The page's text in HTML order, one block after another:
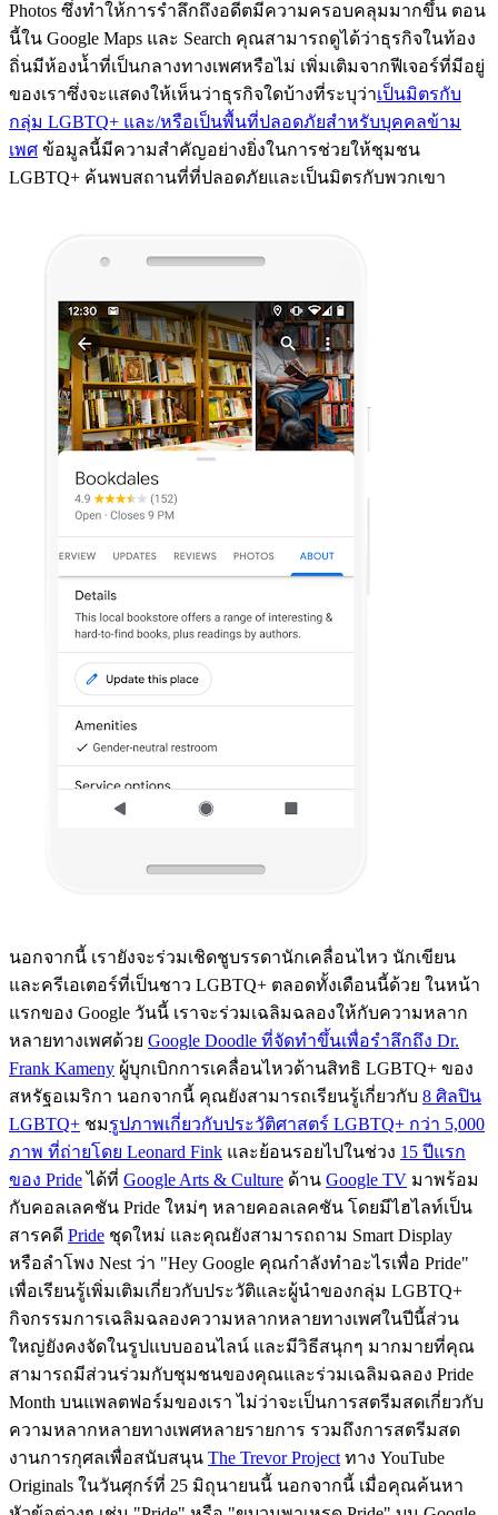
Photos ซึ่งทำให้การรำลึกถึงอดีตมีความครอบคลุมมากขึ้น ตอน
นี้ใน Google Maps และ Search คุณสามารถดูได้ว่าธุรกิจในท้อง
ถิ่นมีห้องน้ำที่เป็นกลางทางเพศหรือไม่ เพิ่มเติมจากฟีเจอร์ที่มีอยู่
ของเราซึ่งจะแสดงให้เห็นว่าธุรกิจใดบ้างที่ระบุว่าเป็นมิตรกับ
กลุ่ม LGBTQ+ และ/หรือเป็นพื้นที่ปลอดภัยสำหรับบุคคลข้าม
เพศ ข้อมูลนี้มีความสำคัญอย่างยิ่งในการช่วยให้ชุมชน
LGBTQ+ ค้นพบสถานที่ที่ปลอดภัยและเป็นมิตรกับพวกเขา
นอกจากนี้ เรายังจะร่วมเชิดชูบรรดานักเคลื่อนไหว นักเขียน
และครีเอเตอร์ที่เป็นชาว LGBTQ+ ตลอดทั้งเดือนนี้ด้วย ในหน้า
แรกของ Google วันนี้ เราจะร่วมเฉลิมฉลองให้กับความหลาก
หลายทางเพศด้วย Google Doodle ที่จัดทำขึ้นเพื่อรำลึกถึง Dr.
Frank Kameny ผู้บุกเบิกการเคลื่อนไหวด้านสิทธิ LGBTQ+ ของ
สหรัฐอเมริกา นอกจากนี้ คุณยังสามารถเรียนรู้เกี่ยวกับ 8 ศิลปิน
LGBTQ+ ชมรูปภาพเกี่ยวกับประวัติศาสตร์ LGBTQ+ กว่า 5,000
ภาพ ที่ถ่ายโดย Leonard Fink และย้อนรอยไปในช่วง 15 ปีแรก
ของ Prideได้ที่ Google Arts & Culture ด้าน Google TV มาพร้อม
กับคอลเลคชัน Pride ใหม่ๆ หลายคอลเลคชัน โดยมีไฮไลท์เป็น
สารคดี Pride ชุดใหม่ และคุณยังสามารถถาม Smart Display
หรือลำโพง Nest ว่า "Hey Google คุณกำลังทำอะไรเพื่อ Pride"
เพื่อเรียนรู้เพิ่มเติมเกี่ยวกับประวัติและผู้นำของกลุ่ม LGBTQ+
กิจกรรมการเฉลิมฉลองความหลากหลายทางเพศในปีนี้ส่วน
ใหญ่ยังคงจัดในรูปแบบออนไลน์ และมีวิธีสนุกๆ มากมายที่คุณ
สามารถมีส่วนร่วมกับชุมชนของคุณและร่วมเฉลิมฉลอง Pride
Month บนแพลตฟอร์มของเรา ไม่ว่าจะเป็นการสตรีมสดเกี่ยวกับ
ความหลากหลายทางเพศหลายรายการ รวมถึงการสตรีมสด
งานการกุศลเพื่อสนับสนุน The Trevor Projectทาง YouTube
Originals ในวันศุกร์ที่ 25 มิถุนายนนี้ นอกจากนี้ เมื่อคุณค้นหา